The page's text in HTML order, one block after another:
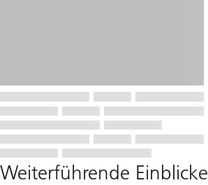
Weiterführende Einblicke